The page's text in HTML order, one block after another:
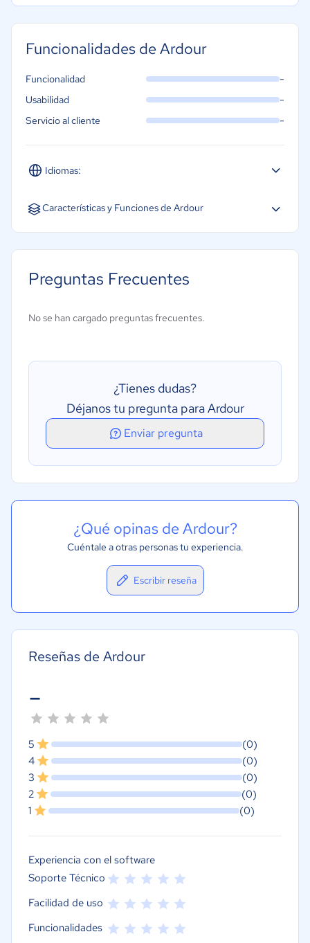
Funcionalidades de Ardour
Idiomas:
Español Inglés Portugués
Funcionalidad -
Usabilidad -
Servicio al cliente -
Características y Funciones de Ardour
Edición MIDI
Preguntas Frecuentes
No se han cargado preguntas frecuentes.
¿Tienes dudas?
Déjanos tu pregunta para Ardour
Enviar pregunta
¿Qué opinas de Ardour?
Cuéntale a otras personas tu experiencia.
Escribir reseña
Reseñas de Ardour
-
5
(0)
4
(0)
3
(0)
2
(0)
1
(0)
Experiencia con el software
Soporte Técnico
Facilidad de uso
Funcionalidades